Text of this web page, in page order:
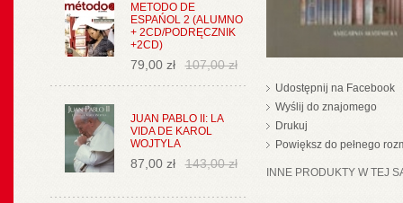
METODO DE
ESPAŃOL 2 (ALUMNO
+ 2CD/PODRĘCZNIK
+2CD)
79,00 zł 107,00 zł
JUAN PABLO II: LA
VIDA DE KAROL
WOJTYLA
87,00 zł 143,00 zł
Udostępnij na Facebook
Wyślij do znajomego
Drukuj
Powiększ do pełnego
INNE PRODUKTY W TEJ